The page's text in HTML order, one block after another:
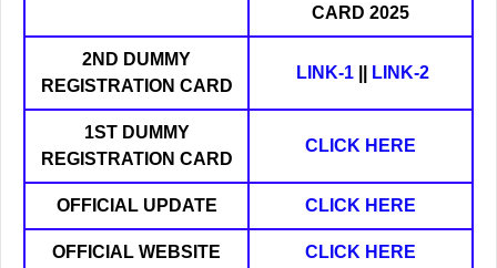
CARD 2025
2ND DUMMY
REGISTRATION CARD
LINK-1 LINK-2
1ST DUMMY
REGISTRATION CARD
CLICK HERE
OFFICIAL UPDATE CLICK HERE
OFFICIAL WEBSITE CLICK HERE